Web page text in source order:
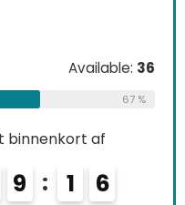
Available: 36
67 %
binnenkort af
9 1 4
5